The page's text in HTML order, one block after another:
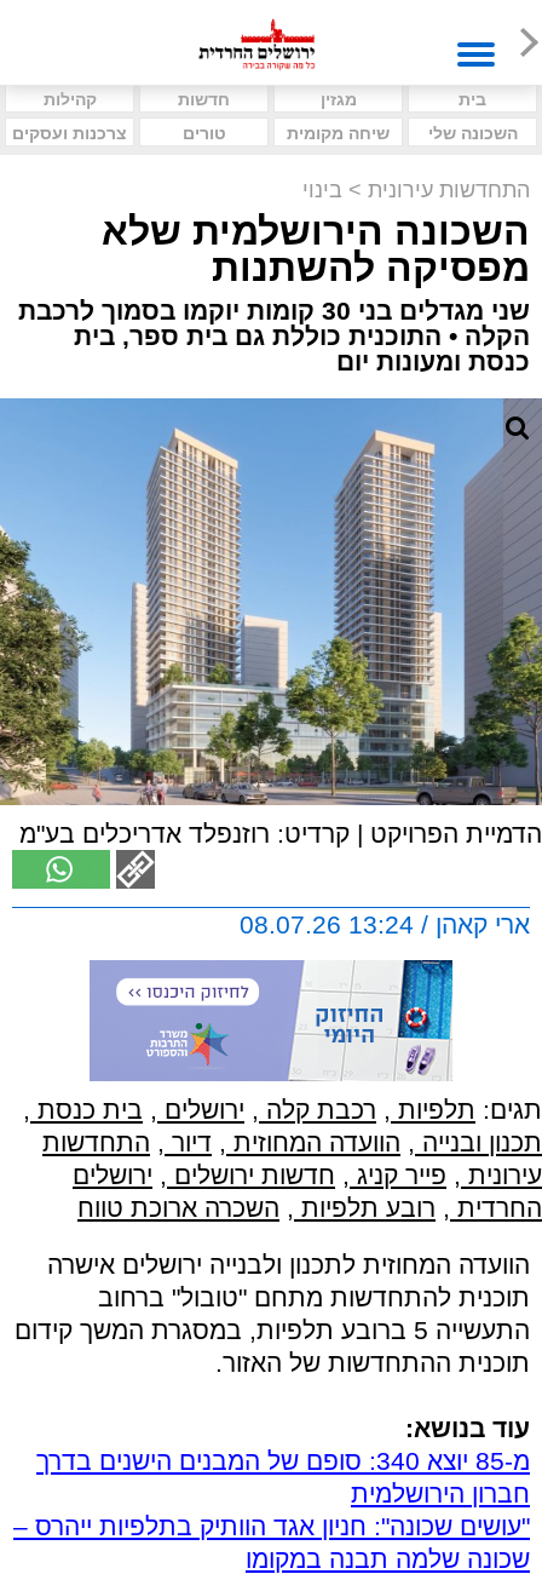
בית מגזין חדשות
קהילות
השכונה שלי
שיחה מקומית טורים צרכנות ועסקים
התחדשות עירונית > בינוי
השכונה הירושלמית שלא
מפסיקה להשתנות
שני מגדלים בני 30 קומות יוקמו בסמוך לרכבת
הקלה • התוכנית כוללת גם בית ספר, בית
כנסת ומעונות יום
הדמיית הפרויקט | קרדיט: רוזנפלד אדריכלים בע"מ
ארי קאהן / 13:24 08.07.26
תגים: תלפיות , רכבת קלה , ירושלים , בית כנסת ,
תכנון ובנייה , הוועדה המחוזית , דיור , התחדשות
עירונית , פייר קניג , חדשות ירושלים , ירושלים
החרדית , רובע תלפיות , השכרה ארוכת טווח
הוועדה המחוזית לתכנון ולבנייה ירושלים אישרה
תוכנית להתחדשות מתחם "טובול" ברחוב
התעשייה 5 ברובע תלפיות, במסגרת המשך קידום
תוכנית ההתחדשות של האזור.
עוד בנושא:
מ-85 יוצא 340: סופם של המבנים הישנים בדרך
חברון הירושלמית
"עושים שכונה": חניון אגד הוותיק בתלפיות ייהרס –
שכונה שלמה תבנה במקומו